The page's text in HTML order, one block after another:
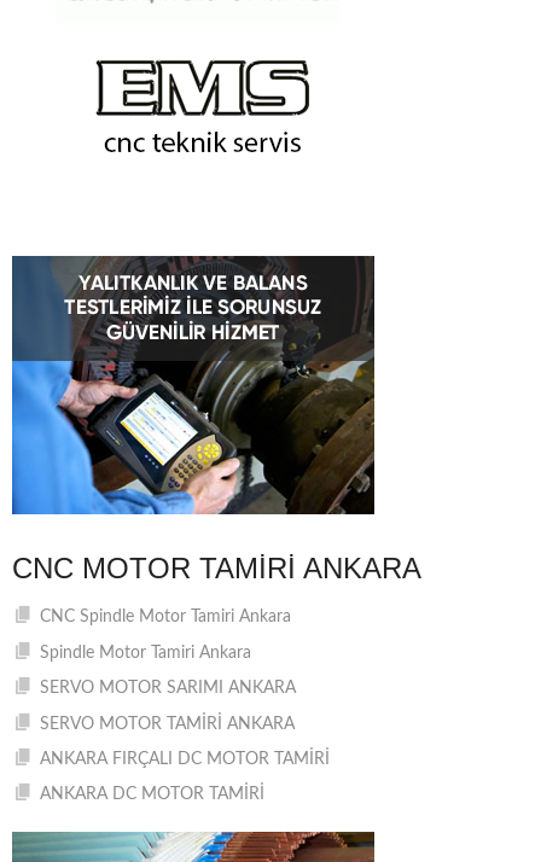
CNC MOTOR TAMIRI ANKARA
CNC Spindle Motor Tamiri Ankara
Spindle Motor Tamiri Ankara
SERVO MOTOR SARIMI ANKARA
SERVO MOTOR TAMİRİ ANKARA
ANKARA FIRÇALI DC MOTOR TAMİRİ
ANKARA DC MOTOR TAMİRİ